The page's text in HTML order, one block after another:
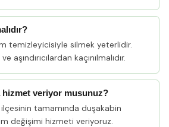
temizleyicisiyle silmek yeterlidir.
aşındırıcılardan kaçınılmalıdır.
hizmet veriyor musunuz?
tamamında duşakabin
değişimi hizmeti veriyoruz.